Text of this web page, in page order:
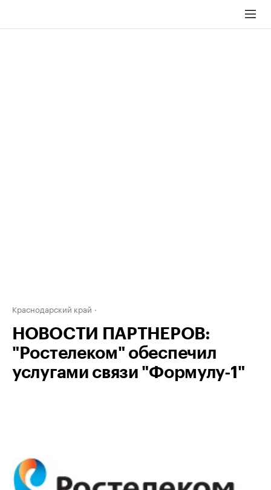
Краснодарский край
НОВОСТИ ПАРТНЕРОВ:
"Ростелеком" обеспечил
услугами связи "Формулу-1"